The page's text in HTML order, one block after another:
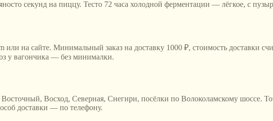
секунд на пиццу. Тесто 72 часа холодной ферментации — лёгкое, с
или на сайте. Минимальный заказ на доставку 1000 ₽, стоимость доставки
у вагончика — без минималки.
Восход, Северная, Снегири, посёлки по Волоколамскому шоссе.
доставки — по телефону.